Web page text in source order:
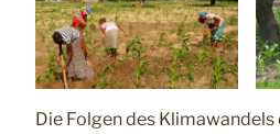
Die Folgen des